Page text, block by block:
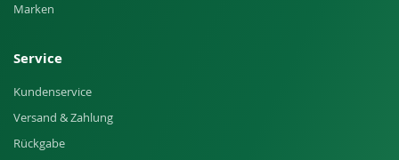
Marken
Service
Kundenservice
Versand & Zahlung
Rückgabe